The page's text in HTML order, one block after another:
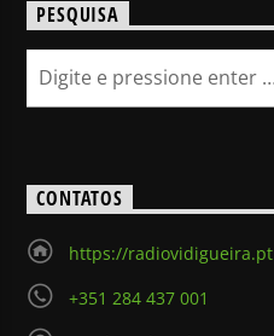
PESQUISA
CONTATOS
https://radiovidigueira.pt
+351 284 437 001